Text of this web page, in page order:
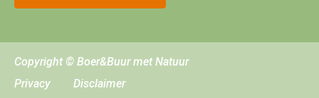
Copyright © Boer&Buur met Natuur
Privacy
Disclaimer